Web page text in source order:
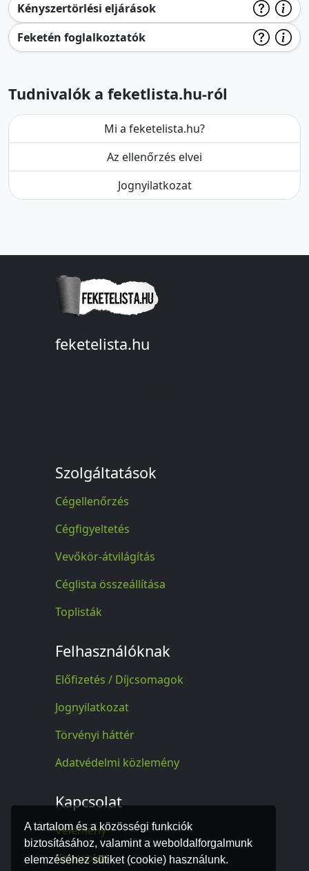
A tartalom és a közösségi funkciók
biztosításához, valamint a weboldalforgalmunk
elemzéséhez sütiket (cookie) használunk.
Kényszertörlési eljárások
Feketén foglalkoztatók
Tudnivalók a feketlista.hu-ról
Mi a feketelista.hu?
Az ellenőrzés elvei
Jognyilatkozat
feketelista.hu
Szolgáltatások
Cégellenőrzés
Cégfigyeltetés
Vevőkör-átvilágítás
Céglista összeállítása
Toplisták
Felhasználóknak
Előfizetés / Díjcsomagok
Jognyilatkozat
Törvényi háttér
Adatvédelmi közlemény
Kapcsolat
Vélemény
Kapcsolat